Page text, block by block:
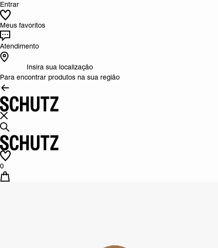
Entrar
Meus favoritos
Atendimento
Insira sua localização
Para encontrar produtos na sua região
0